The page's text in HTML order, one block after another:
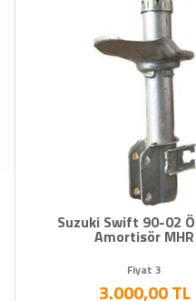
Suzuki Swift 90-02
Amortisör MHR
Fiyat 3
3.000,00 TL